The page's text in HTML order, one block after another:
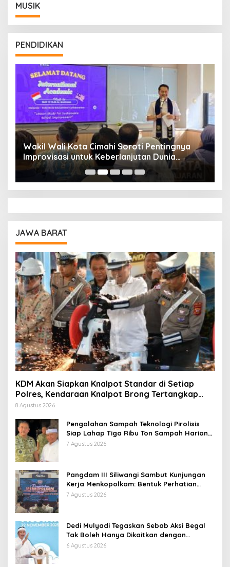
MUSIK
PENDIDIKAN
Wakil Wali Kota Cimahi Soroti Pentingnya
Improvisasi untuk Keberlanjutan Dunia
Pendidikan
JAWA BARAT
KDM Akan Siapkan Knalpot Standar di Setiap
Polres, Kendaraan Knalpot Brong Tertangkap
Langsung Ganti
8 Agustus 2026
Pengolahan Sampah Teknologi Pirolisis
Siap Lahap Tiga Ribu Ton Sampah Harian
Jawa Barat
7 Agustus 2026
Pangdam III Siliwangi Sambut Kunjungan
Kerja Menkopolkam: Bentuk Perhatian
Pemerintah
7 Agustus 2026
Dedi Mulyadi Tegaskan Sebab Aksi Begal
Tak Boleh Hanya Dikaitkan dengan
Ekonomi
6 Agustus 2026